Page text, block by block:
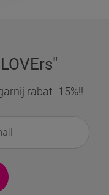
rabat -15%!!